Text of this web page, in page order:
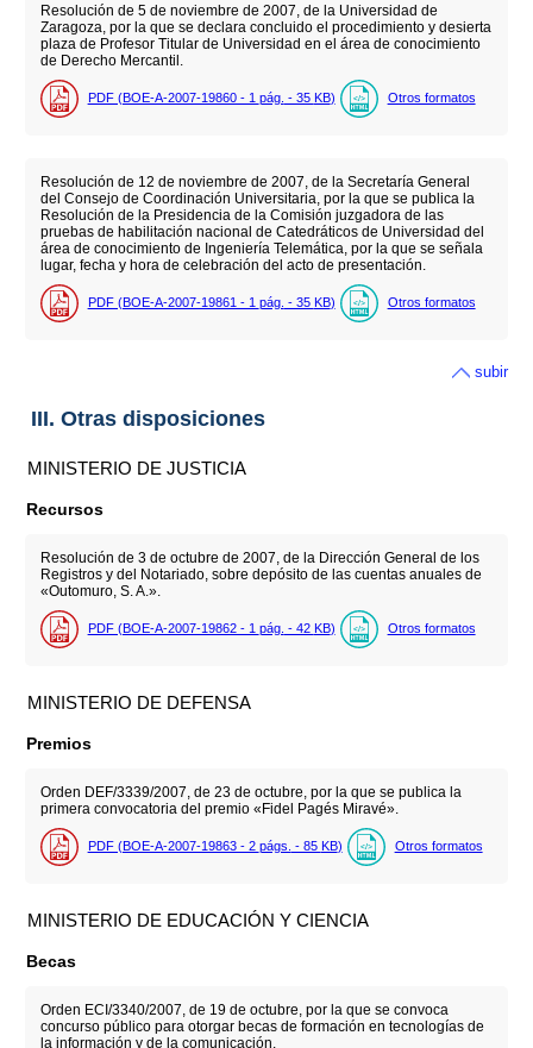
Resolución de 5 de noviembre de 2007, de la Universidad de
Zaragoza, por la que se declara concluido el procedimiento y desierta
plaza de Profesor Titular de Universidad en el área de conocimiento
de Derecho Mercantil.
PDF (BOE-A-2007-19860 - 1 pág. - 35 KB) Otros formatos
Resolución de 12 de noviembre de 2007, de la Secretaría General
del Consejo de Coordinación Universitaria, por la que se publica la
Resolución de la Presidencia de la Comisión juzgadora de las
pruebas de habilitación nacional de Catedráticos de Universidad del
área de conocimiento de Ingeniería Telemática, por la que se señala
lugar, fecha y hora de celebración del acto de presentación.
PDF (BOE-A-2007-19861 - 1 pág. - 35 KB) Otros formatos
subir
III. Otras disposiciones
MINISTERIO DE JUSTICIA
Recursos
Resolución de 3 de octubre de 2007, de la Dirección General de los
Registros y del Notariado, sobre depósito de las cuentas anuales de
«Outomuro, S. A.».
PDF (BOE-A-2007-19862 - 1 pág. - 42 KB) Otros formatos
MINISTERIO DE DEFENSA
Premios
Orden DEF/3339/2007, de 23 de octubre, por la que se publica la
primera convocatoria del premio «Fidel Pagés Miravé».
PDF (BOE-A-2007-19863 - 2 págs. - 85 KB) Otros formatos
MINISTERIO DE EDUCACIÓN Y CIENCIA
Becas
Orden ECI/3340/2007, de 19 de octubre, por la que se convoca
concurso público para otorgar becas de formación en tecnologías de
la información y de la comunicación.